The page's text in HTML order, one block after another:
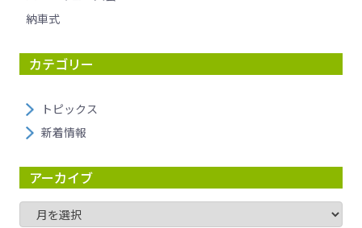
納車式
カテゴリー
トピックス
新着情報
アーカイブ